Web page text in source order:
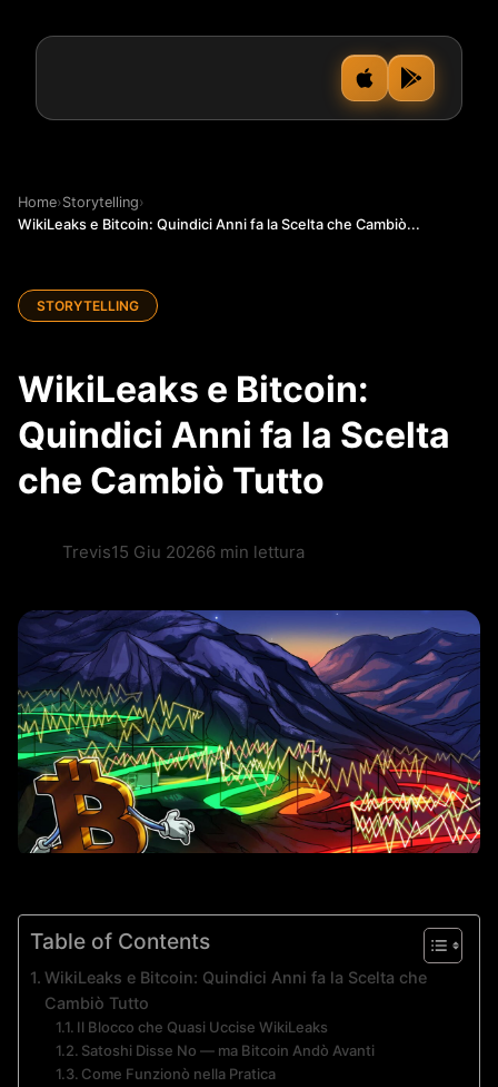
Home›Storytelling›
WikiLeaks e Bitcoin: Quindici Anni fa la Scelta che Cambiò...
STORYTELLING
WikiLeaks e Bitcoin:
Quindici Anni fa la Scelta
che Cambiò Tutto
Trevis15 Giu 20266 min lettura
Table of Contents
WikiLeaks e Bitcoin: Quindici Anni fa la Scelta che
Cambiò Tutto
Il Blocco che Quasi Uccise WikiLeaks
Satoshi Disse No — ma Bitcoin Andò Avanti
Come Funzionò nella Pratica